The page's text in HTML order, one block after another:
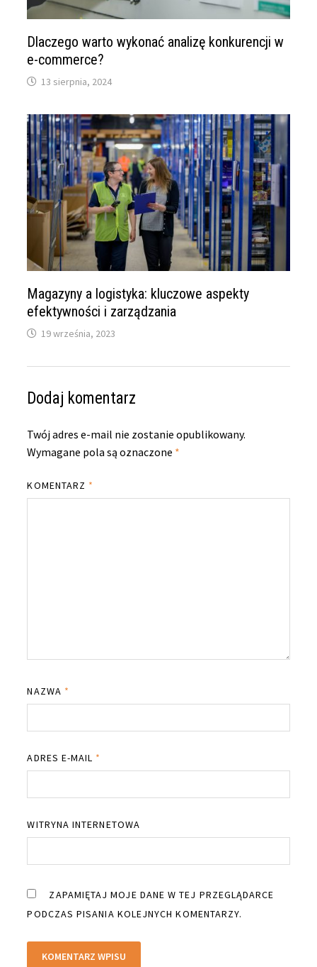
Dlaczego warto wykonać analizę konkurencji w
e-commerce?
13 sierpnia, 2024
Magazyny a logistyka: kluczowe aspekty
efektywności i zarządzania
19 września, 2023
Dodaj komentarz
Twój adres e-mail nie zostanie opublikowany.
Wymagane pola są oznaczone *
KOMENTARZ *
NAZWA *
ADRES E-MAIL *
WITRYNA INTERNETOWA
ZAPAMIĘTAJ MOJE DANE W TEJ PRZEGLĄDARCE
PODCZAS PISANIA KOLEJNYCH KOMENTARZY.